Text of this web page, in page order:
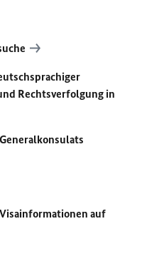
Rechtsverfolgung in
auf